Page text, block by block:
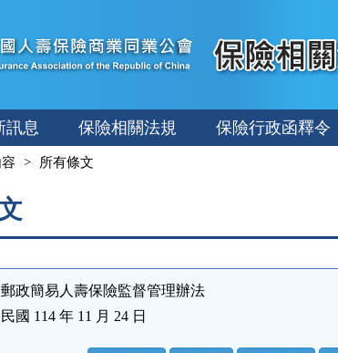
訊息 保險相關法規 保險行政函釋令
所有條文
郵政簡易人壽保險監督管理辦法
民國 114 年 11 月 24 日